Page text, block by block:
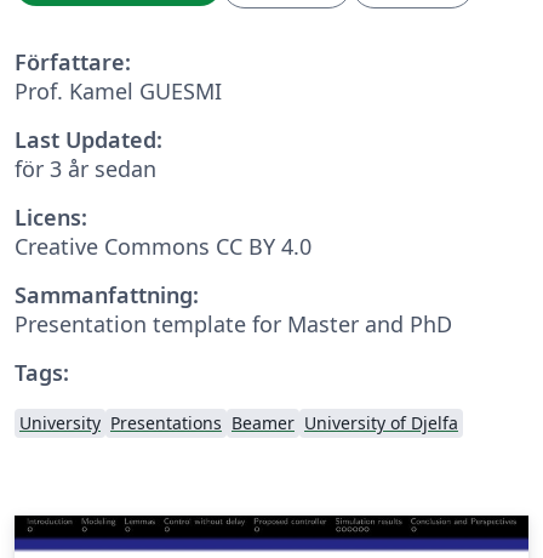
Författare:
Prof. Kamel GUESMI
Last Updated:
för 3 år sedan
Licens:
Creative Commons CC BY 4.0
Sammanfattning:
Presentation template for Master and PhD
Tags:
University Presentations Beamer University of Djelfa